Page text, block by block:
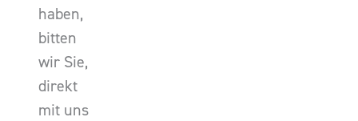
haben,
bitten
wir Sie,
direkt
mit uns